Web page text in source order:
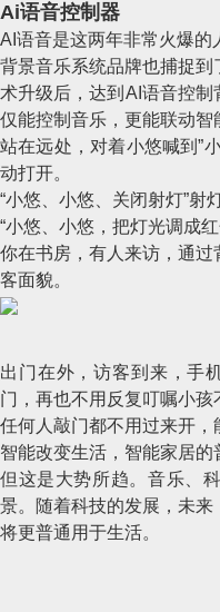
Ai语音控制器
AI语音是这两年非常火爆的
背景音乐系统品牌也捕捉
术升级后，达到AI语音控
仅能控制音乐，更能联动智
站在远处，对着小悠喊到”
动打开。
“小悠、小悠、关闭射灯”射
“小悠、小悠，把灯光调成
你在书房，有人来访，通
客面貌。
出门在外，访客到来，手
门，再也不用反复叮嘱小孩
任何人敲门都不用过来开，
智能改变生活，智能家居的
但这是大势所趋。音乐、
景。随着科技的发展，未
将更普通用于生活。